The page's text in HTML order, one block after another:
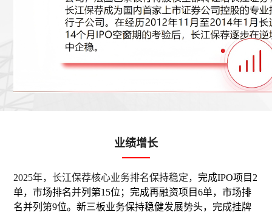
业绩增长
2025年，长江保荐核心业务排名保持稳定，完成IPO项目2
单，市场排名并列第15位；完成再融资项目6单，市场排
名并列第9位。新三板业务保持稳健发展势头，完成挂牌